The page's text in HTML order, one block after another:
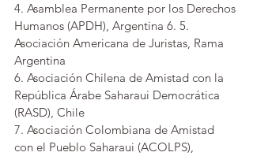
4. Asamblea Permanente por los Derechos
Humanos (APDH), Argentina 6. 5.
Asociación Americana de Juristas, Rama
Argentina
6. Asociación Chilena de Amistad con la
República Árabe Saharaui Democrática
(RASD), Chile
7. Asociación Colombiana de Amistad
con el Pueblo Saharaui (ACOLPS),